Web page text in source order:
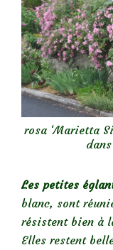
rosa ‘Marietta
Les petites
blanc, sont
résistent bien à
Elles restent